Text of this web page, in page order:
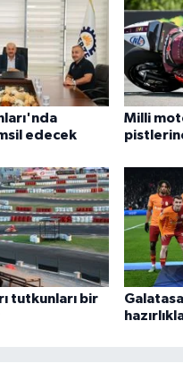
edecek
Milli
tutkunları bir